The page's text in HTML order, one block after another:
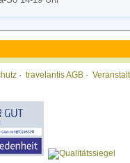
· travelantis AGB ·